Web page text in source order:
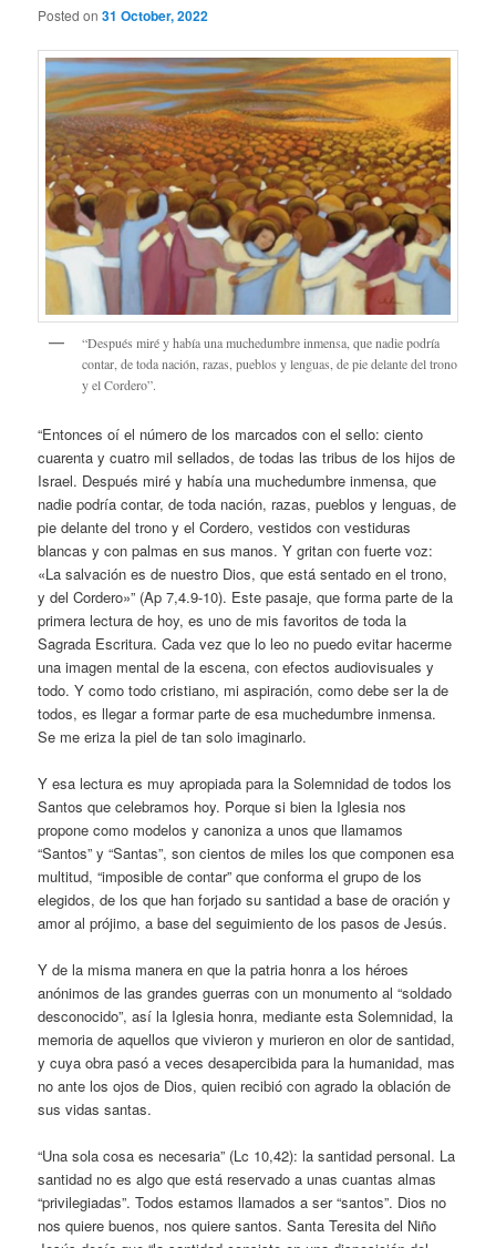
Posted on31 October, 2022
“Después miré y había una muchedumbre inmensa, que nadie podría
contar, de toda nación, razas, pueblos y lenguas, de pie delante del trono
y el Cordero”.
“Entonces oí el número de los marcados con el sello: ciento
cuarenta y cuatro mil sellados, de todas las tribus de los hijos de
Israel. Después miré y había una muchedumbre inmensa, que
nadie podría contar, de toda nación, razas, pueblos y lenguas, de
pie delante del trono y el Cordero, vestidos con vestiduras
blancas y con palmas en sus manos. Y gritan con fuerte voz:
«La salvación es de nuestro Dios, que está sentado en el trono,
y del Cordero»” (Ap 7,4.9-10). Este pasaje, que forma parte de la
primera lectura de hoy, es uno de mis favoritos de toda la
Sagrada Escritura. Cada vez que lo leo no puedo evitar hacerme
una imagen mental de la escena, con efectos audiovisuales y
todo. Y como todo cristiano, mi aspiración, como debe ser la de
todos, es llegar a formar parte de esa muchedumbre inmensa.
Se me eriza la piel de tan solo imaginarlo.
Y esa lectura es muy apropiada para la Solemnidad de todos los
Santos que celebramos hoy. Porque si bien la Iglesia nos
propone como modelos y canoniza a unos que llamamos
“Santos” y “Santas”, son cientos de miles los que componen esa
multitud, “imposible de contar” que conforma el grupo de los
elegidos, de los que han forjado su santidad a base de oración y
amor al prójimo, a base del seguimiento de los pasos de Jesús.
Y de la misma manera en que la patria honra a los héroes
anónimos de las grandes guerras con un monumento al “soldado
desconocido”, así la Iglesia honra, mediante esta Solemnidad, la
memoria de aquellos que vivieron y murieron en olor de santidad,
y cuya obra pasó a veces desapercibida para la humanidad, mas
no ante los ojos de Dios, quien recibió con agrado la oblación de
sus vidas santas.
“Una sola cosa es necesaria” (Lc 10,42): la santidad personal. La
santidad no es algo que está reservado a unas cuantas almas
“privilegiadas”. Todos estamos llamados a ser “santos”. Dios no
nos quiere buenos, nos quiere santos. Santa Teresita del Niño